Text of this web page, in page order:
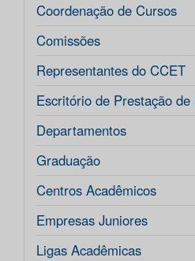
Coordenação de Cursos
Comissões
Representantes do CCET
Escritório de Prestação
Departamentos
Graduação
Centros Acadêmicos
Empresas Juniores
Ligas Acadêmicas